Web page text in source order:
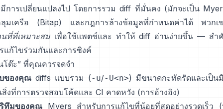
การเปลี่ยนแปลงไป โดยการรวม diff ที่มั่นคง (มักจะเป็น
มเครือ
(Bitap) และกฎการล้างข้อมูลที่กำหนดค่าได้ พวกเ
ที่ที่เหมาะสม เพื่อใช้แพตช์และ ทำให้ diff อ่านง่ายขึ้น — สำ
แก้ไขร่วมกันและการซิงค์
โต๊ะ” ที่คุณควรจดจำ
ของคุณ diffs แบบรวม (-u/-U<n>) มีขนาดกะทัดรัดและเป็น
งที่การตรวจสอบโค้ดและ CI คาดหวัง (การอ้างอิง)
ทึมของคุณ Myers สำหรับการแก้ไขที่น้อยที่สุดอย่างรวดเร็ว (